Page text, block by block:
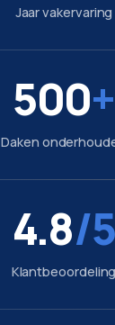
Jaar vakervaring
500+
Daken
4.8/5
Klantbeoordeling